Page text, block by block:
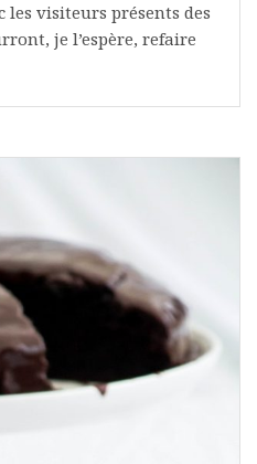
visiteurs présents des
je l’espère, refaire